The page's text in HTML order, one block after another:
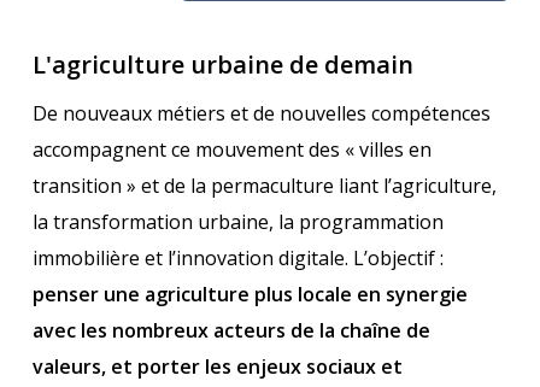
L'agriculture urbaine de demain
De nouveaux métiers et de nouvelles compétences
accompagnent ce mouvement des « villes en
transition » et de la permaculture liant l’agriculture,
la transformation urbaine, la programmation
immobilière et l’innovation digitale. L’objectif :
penser une agriculture plus locale en synergie
avec les nombreux acteurs de la chaîne de
valeurs, et porter les enjeux sociaux et